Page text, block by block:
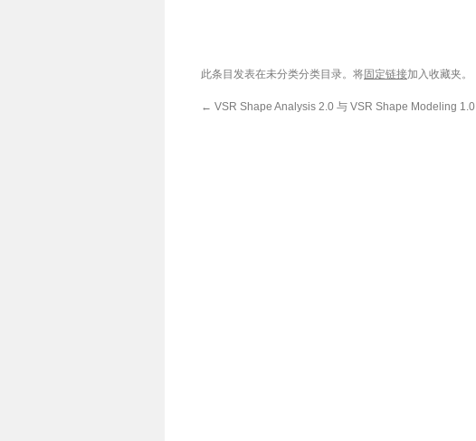
此条目发表在未分类分类目录。将固定链接加入收藏夹。
← VSR Shape Analysis 2.0 与 VSR Shape Modeling 1.0